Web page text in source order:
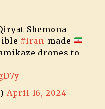
Shemona
#Iran-made
drones to
April 16, 2024